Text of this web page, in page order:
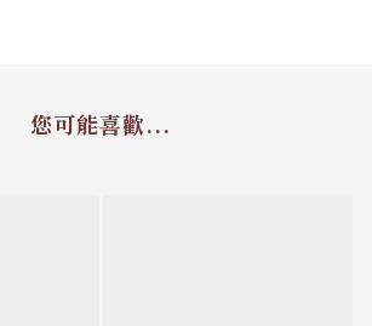
您可能喜歡...